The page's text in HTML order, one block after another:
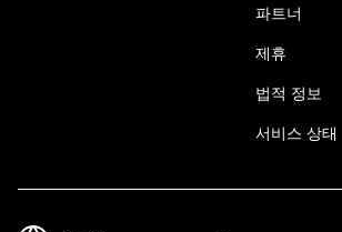
파트너
제휴
법적 정보
서비스 상태